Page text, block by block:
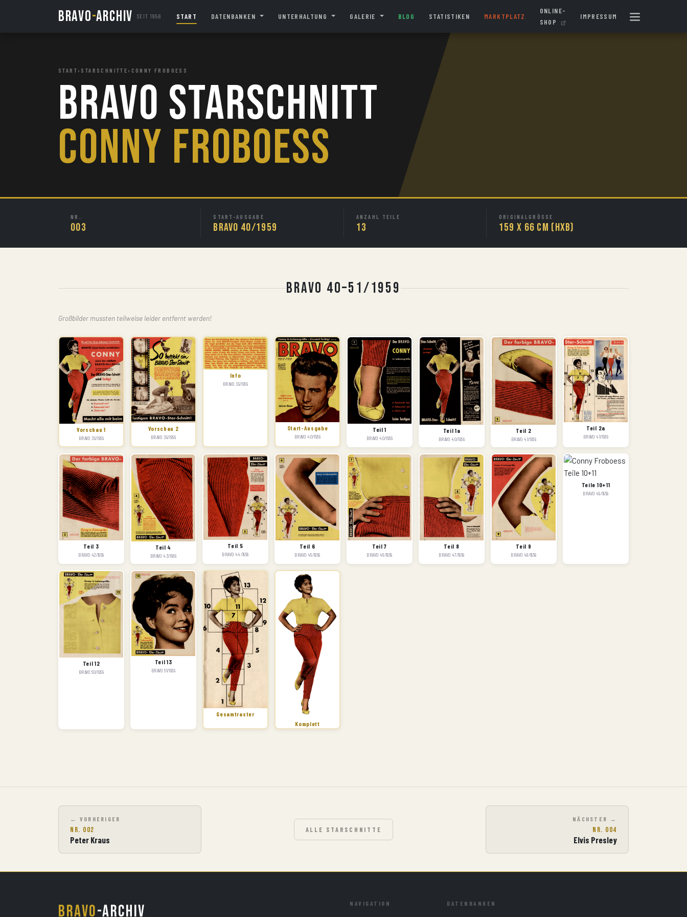
BRAVO-ARCHIV SEIT 1956 START DATENBANKEN UNTERHALTUNG GALERIE BLOG STATISTIKEN MARKTPLATZ
ONLINE-
SHOP
IMPRESSUM
START › STARSCHNITTE › CONNY FROBOESS
BRAVO Starschnitt
Conny Froboess
NR.
003
START-AUSGABE
BRAVO 40/1959
ANZAHL TEILE
13
ORIGINALGRÖSSE
159 x 66 cm (HxB)
BRAVO 40–51/1959
Großbilder mussten teilweise leider entfernt werden!
Vorschau 1
BRAVO 39/1959
Vorschau 2
BRAVO 39/1959
Info
BRAVO 39/1959
Start-Ausgabe
BRAVO 40/1959
Teil 1
BRAVO 40/1959
Teil 1a
BRAVO 40/1959
Teil 2
BRAVO 41/1959
Teil 2a
BRAVO 41/1959
Teil 3
BRAVO 42/1959
Teil 4
BRAVO 43/1959
Teil 5
BRAVO 44/1959
Teil 6
BRAVO 45/1959
Teil 7
BRAVO 46/1959
Teil 8
BRAVO 47/1959
Teil 9
BRAVO 48/1959
Teile 10+11
BRAVO 49/1959
Teil 12
BRAVO 50/1959
Teil 13
BRAVO 51/1959
Gesamtraster
Komplett
VORHERIGER
Nr. 002
Peter Kraus
ALLE STARSCHNITTE
NÄCHSTER
Nr. 004
Elvis Presley
BRAVO-ARCHIV NAVIGATION DATENBANKEN